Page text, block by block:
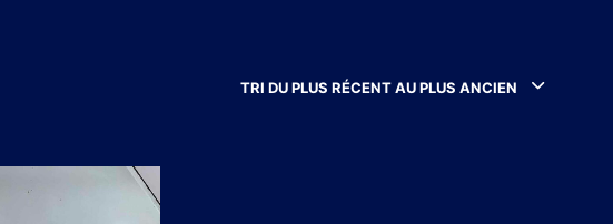
R
TRI DU PLUS RÉCENT AU PLUS ANCIEN